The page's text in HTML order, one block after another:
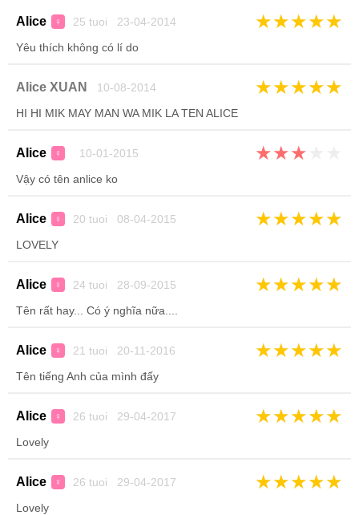
Alice ♀ 25 tuoi 23-04-2014 ★★★★★
Yêu thích không có lí do
Alice XUAN 10-08-2014 ★★★★★
HI HI MIK MAY MAN WA MIK LA TEN ALICE
Alice ♀ 10-01-2015 ★★★
Vậy có tên anlice ko
Alice ♀ 20 tuoi 08-04-2015 ★★★★★
LOVELY
Alice ♀ 24 tuoi 28-09-2015 ★★★★★
Tên rất hay... Có ý nghĩa nữa....
Alice ♀ 21 tuoi 20-11-2016 ★★★★★
Tên tiếng Anh của mình đấy
Alice ♀ 26 tuoi 29-04-2017 ★★★★★
Lovely
Alice ♀ 26 tuoi 29-04-2017 ★★★★★
Lovely